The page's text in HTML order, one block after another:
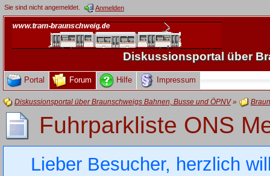
Sie sind nicht angemeldet. Anmelden
Diskussionsportal über
Portal Forum Hilfe Impressum
Diskussionsportal über Braunschweigs Bahnen, Busse und ÖPNV»
Fuhrparkliste ONS
Lieber Besucher, herzlich